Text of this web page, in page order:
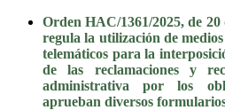
Orden HAC/1361/2025, de
regula la utilización de
telemáticos para la
de las reclamaciones y
administrativa por los
aprueban diversos